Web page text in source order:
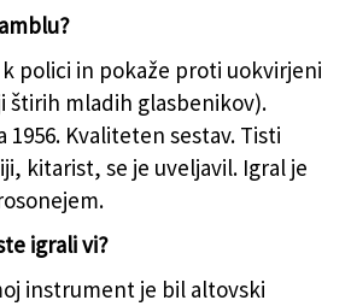
polici in pokaže proti uokvirjeni
mladih glasbenikov).
1956. Kvaliteten sestav. Tisti
kitarist, se je uveljavil. Igral je
igrali vi?
instrument je bil altovski